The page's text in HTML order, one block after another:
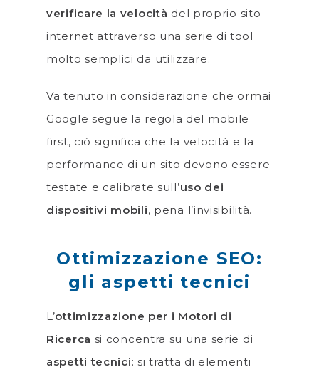
verificare la velocità del proprio sito
internet attraverso una serie di tool
molto semplici da utilizzare.
Va tenuto in considerazione che ormai
Google segue la regola del mobile
first, ciò significa che la velocità e la
performance di un sito devono essere
testate e calibrate sull’uso dei
dispositivi mobili, pena l’invisibilità.
Ottimizzazione SEO:
gli aspetti tecnici
L’ottimizzazione per i Motori di
Ricerca si concentra su una serie di
aspetti tecnici: si tratta di elementi